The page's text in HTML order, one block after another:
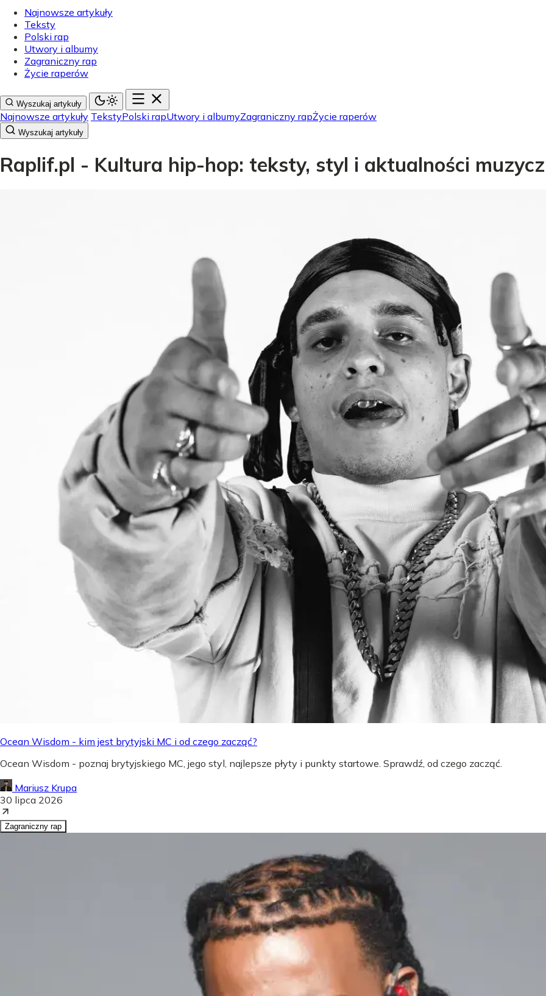
Najnowsze artykuły
Teksty
Polski rap
Utwory i albumy
Zagraniczny rap
Życie raperów
Wyszukaj artykuły
Najnowsze artykuły TekstyPolski rapUtwory i albumyZagraniczny rapŻycie raperów
Wyszukaj artykuły
Raplif.pl - Kultura hip-hop: teksty, styl i aktualności
Ocean Wisdom - kim jest brytyjski MC i od czego zacząć?
Ocean Wisdom - poznaj brytyjskiego MC, jego styl, najlepsze płyty i punkty startowe. Sprawdź, od czego zacząć.
Mariusz Krupa
30 lipca 2026
Zagraniczny rap